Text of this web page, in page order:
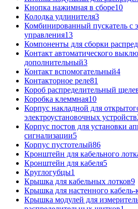
Кнопка нажимная в сборе10
Колодка удлинителя3
Комбинированный пускатель с
управления13
Компоненты для сборки
Контакт автоматического
дополнительный3
Контакт вспомогательный4
Контакторное реле81
Короб распределительный
Коробка клеммная10
Корпус накладной для
электроустановочных устройств
Корпус постов для установки
сигнализации5
Корпус пустотелый86
Кронштейн для кабельного
Кронштейн для кабеля5
Круглогубцы1
Крышка для кабельных лотков9
Крышка для настенного кабель-
Крышка модулей для